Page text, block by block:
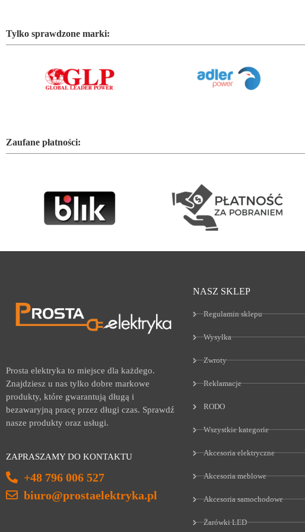
Tylko sprawdzone marki:
Zaufane płatności:
Prosta elektryka to miejsce dla każdego.
Znajdziesz u nas tylko dobre markowe
produkty, które gwarantują długą i
bezawaryjną pracę przez długi czas. Sprawdź
nasze produkty oraz usługi.
ZAPRASZAMY DO KONTAKTU
+48 796 006 527
biuro@prostaelektryka.pl
NASZ SKLEP
Regulamin sklepu
Wysyłka
Zwroty
Reklamacje
RODO
Wszystkie kategorie
Akcesoria elektryczne
Akcesoria meblowe
Akcesoria samochodowe
Żarówki LED